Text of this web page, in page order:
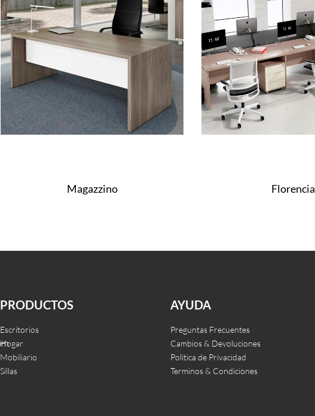
Magazzino Florencia
PRODUCTOS
Escritorios
Hogar
Mobiliario
Sillas
AYUDA
Preguntas Frecuentes
Cambios & Devoluciones
Politica de Privacidad
Terminos & Condiciones